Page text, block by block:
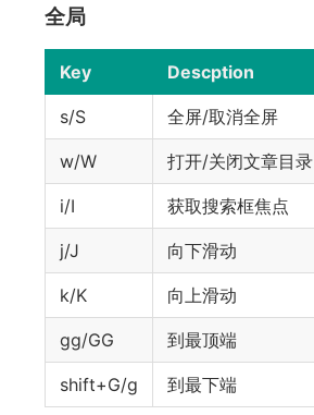
全局
Key Descption
s/S 全屏/取消全屏
w/W 打开/关闭文章目录
i/I 获取搜索框焦点
j/J 向下滑动
k/K 向上滑动
gg/GG 到最顶端
shift+G/g 到最下端